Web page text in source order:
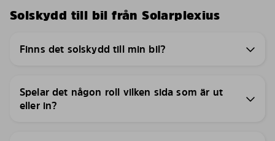
Solskydd till bil från Solarplexius
Finns det solskydd till min bil?
Spelar det någon roll vilken sida som är ut
eller in?